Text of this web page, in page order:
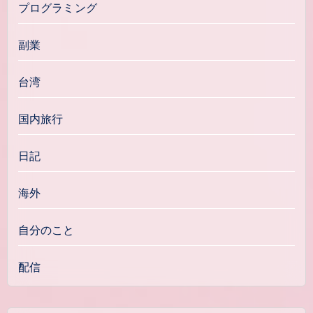
プログラミング
副業
台湾
国内旅行
日記
海外
自分のこと
配信